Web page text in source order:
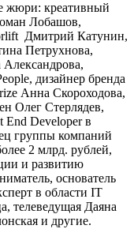
жюри: креативный
Лобашов,
Дмитрий Катунин,
Петрухнова,
дизайнер бренда
Анна Скороходова,
Олег Стерлядев,
Developer в
группы компаний
2 млрд. рублей,
и развитию
основатель
в области IT
телеведущая Даяна
и другие.